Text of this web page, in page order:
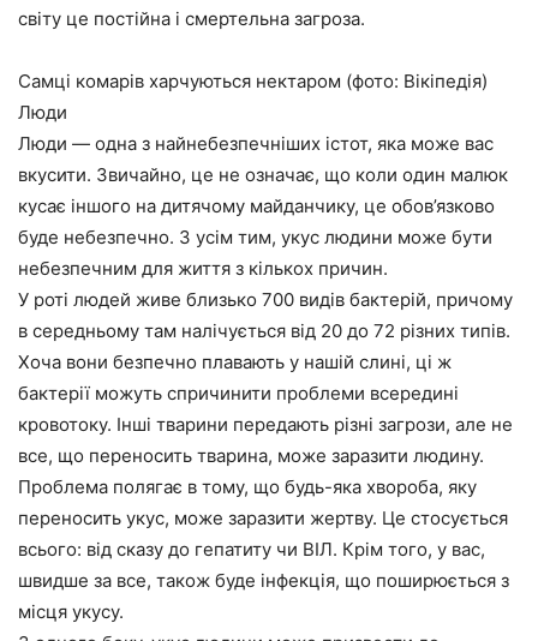
світу це постійна і смертельна загроза.
Самці комарів харчуються нектаром (фото: Вікіпедія)
Люди
Люди — одна з найнебезпечніших істот, яка може вас
вкусити. Звичайно, це не означає, що коли один малюк
кусає іншого на дитячому майданчику, це обов’язково
буде небезпечно. З усім тим, укус людини може бути
небезпечним для життя з кількох причин.
У роті людей живе близько 700 видів бактерій, причому
в середньому там налічується від 20 до 72 різних типів.
Хоча вони безпечно плавають у нашій слині, ці ж
бактерії можуть спричинити проблеми всередині
кровотоку. Інші тварини передають різні загрози, але не
все, що переносить тварина, може заразити людину.
Проблема полягає в тому, що будь-яка хвороба, яку
переносить укус, може заразити жертву. Це стосується
всього: від сказу до гепатиту чи ВІЛ. Крім того, у вас,
швидше за все, також буде інфекція, що поширюється з
місця укусу.